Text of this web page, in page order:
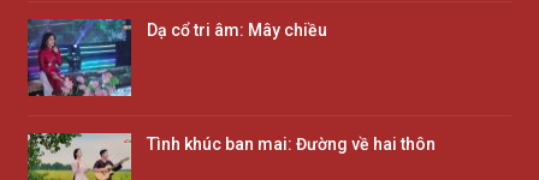
Dạ cổ tri âm: Mây chiều
Tình khúc ban mai: Đường về hai thôn